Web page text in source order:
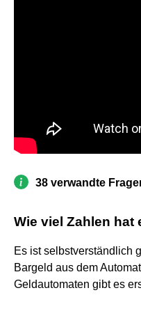
38 verwandte
Wie viel Zahlen hat
Es ist selbstverständlich
Bargeld aus dem
Geldautomaten gibt es